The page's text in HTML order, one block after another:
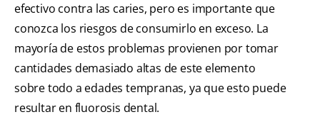
efectivo contra las caries, pero es importante que
conozca los riesgos de consumirlo en exceso. La
mayoría de estos problemas provienen por tomar
cantidades demasiado altas de este elemento
sobre todo a edades tempranas, ya que esto puede
resultar en fluorosis dental.